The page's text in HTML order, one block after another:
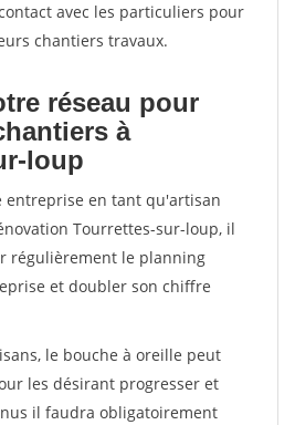
avec les particuliers pour
chantiers travaux.
réseau pour
à
loup
entreprise en tant qu'artisan
Tourrettes-sur-loup, il
régulièrement le planning
et doubler son chiffre
le bouche à oreille peut
les désirant progresser et
il faudra obligatoirement